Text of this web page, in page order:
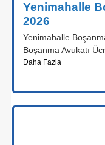
Yenimahalle
2026
Yenimahalle
Boşanma Avukatı
Daha Fazla